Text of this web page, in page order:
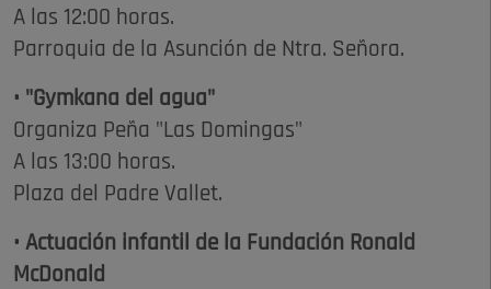
A las 12:00 horas.
Parroquia de la Asunción de Ntra. Señora.
• "Gymkana del agua"
Organiza Peña "Las Domingas"
A las 13:00 horas.
Plaza del Padre Vallet.
• Actuación infantil de la Fundación Ronald
McDonald